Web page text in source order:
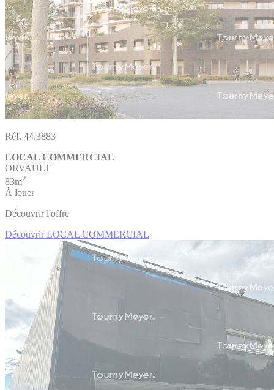
Réf. 44.3883
LOCAL COMMERCIAL
ORVAULT
83m2
À louer
Découvrir l'offre
Découvrir LOCAL COMMERCIAL